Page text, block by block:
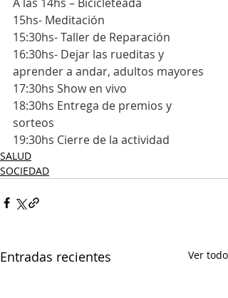
15hs- Meditación
15:30hs- Taller de Reparación
16:30hs- Dejar las rueditas y
aprender a andar, adultos mayores
17:30hs Show en vivo
18:30hs Entrega de premios y
sorteos
19:30hs Cierre de la actividad
SALUD
SOCIEDAD
Entradas recientes Ver todo